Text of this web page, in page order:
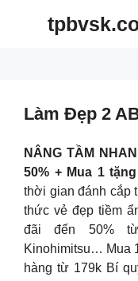
Làm Đẹp 2
NÂNG TẦM
50% + Mua 1
thời gian đánh cắp
thức vẻ đẹp tiềm
đãi đến 50%
Kinohimitsu… Mua
hàng từ 179k Bí